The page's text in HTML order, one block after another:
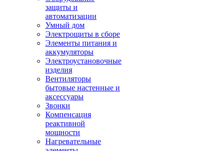
защиты и
автоматизации
Умный дом
Электрощиты в сборе
Элементы питания и
аккумуляторы
Электроустановочные
изделия
Вентиляторы
бытовые настенные и
аксессуары
Звонки
Компенсация
реактивной
мощности
Нагревательные